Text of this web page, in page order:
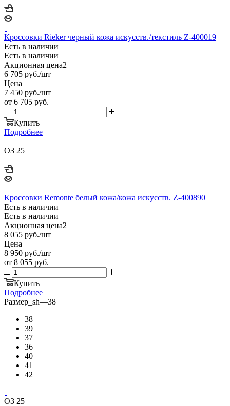
Кроссовки Rieker черный кожа искусств./текстиль Z-400019
Есть в наличии
Есть в наличии
Акционная цена2
6 705 руб./шт
Цена
7 450 руб./шт
от 6 705 руб.
Купить
Подробнее
ОЗ 25
Кроссовки Remonte белый кожа/кожа искусств. Z-400890
Есть в наличии
Есть в наличии
Акционная цена2
8 055 руб./шт
Цена
8 950 руб./шт
от 8 055 руб.
Купить
Подробнее
Размер_sh—38
38
39
37
36
40
41
42
ОЗ 25